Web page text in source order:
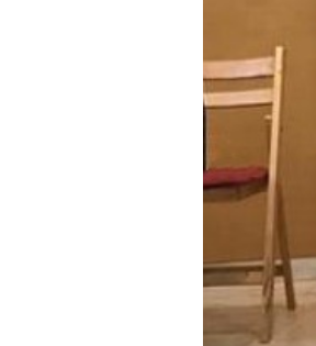
Hit enter to search or ESC to